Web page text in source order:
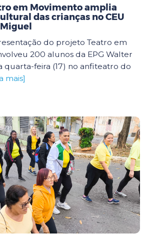
em Movimento amplia
das crianças no CEU
do projeto Teatro em
200 alunos da EPG Walter
quarta-feira (17) no anfiteatro do
mais]